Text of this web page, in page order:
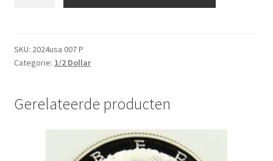
P
UNC
SKU: 2024usa 007 P
Categorie: 1/2 Dollar
Gerelateerde producten